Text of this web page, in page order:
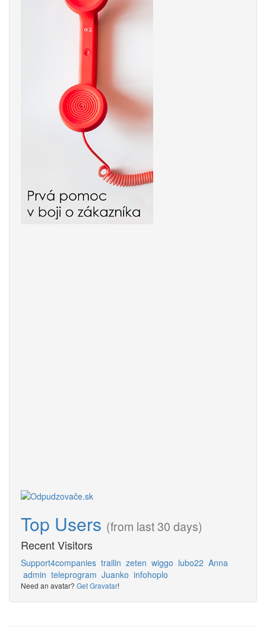
Top Users (from last 30 days)
Recent Visitors
Support4companies trailin zeten wiggo lubo22 Anna
admin teleprogram Juanko infohoplo
Need an avatar? Get Gravatar!